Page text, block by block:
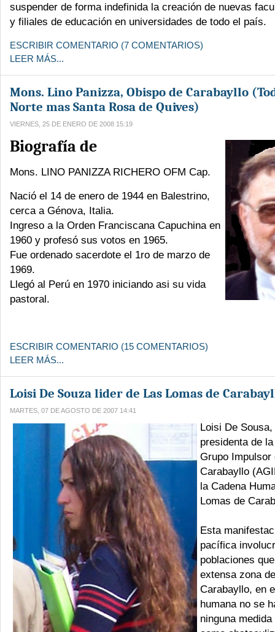
suspender de forma indefinida la creación de nuevas
y filiales de educación en universidades de todo el país.
ESCRIBIR COMENTARIO (7 COMENTARIOS)
LEER MÁS...
Mons. Lino Panizza, Obispo de Carabayllo
Norte mas Santa Rosa de Quives)
VIERNES, 25 DE ENERO DE 2008 15:19
Biografía de
Mons. LINO PANIZZA RICHERO OFM Cap.
Nació el 14 de enero de 1944 en Balestrino,
cerca a Génova, Italia.
Ingreso a la Orden Franciscana Capuchina en
1960 y profesó sus votos en 1965.
Fue ordenado sacerdote el 1ro de marzo de
1969.
Llegó al Perú en 1970 iniciando asi su vida
pastoral.
ESCRIBIR COMENTARIO (15 COMENTARIOS)
LEER MÁS...
Loisi De Souza lider de Las Lomas de
MARTES, 07 DE AGOSTO DE 2007 14:41
Loisi De
presidenta de
Grupo Impulsor
Carabayllo
la Cadena
Lomas de
Esta
pacífica
poblaciones
extensa zona
Carabayllo, en
humana no se
ninguna